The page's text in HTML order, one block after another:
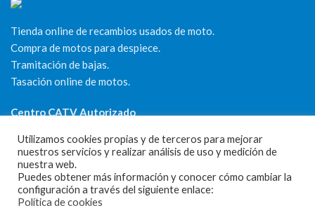
Tienda online de recambios usados de moto.
Compra de motos para despiece.
Tramitación de bajas.
Tasación online de motos.
Centro CATV Autorizado
Utilizamos cookies propias y de terceros para mejorar
nuestros servicios y realizar análisis de uso y medición de
nuestra web.
Puedes obtener más información y conocer cómo cambiar la
configuración a través del siguiente enlace:
Política de cookies